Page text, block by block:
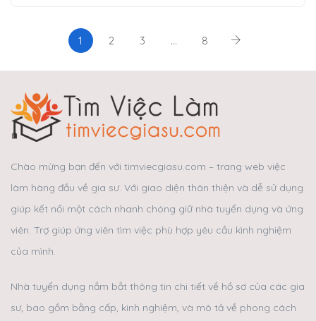
1 2 3 … 8
Chào mừng bạn đến với timviecgiasu.com – trang web việc
làm hàng đầu về gia sư. Với giao diện thân thiện và dễ sử dụng
giúp kết nối một cách nhanh chóng giữ nhà tuyển dụng và ứng
viên. Trợ giúp ứng viên tìm việc phù hợp yêu cầu kình nghiệm
của mình.
Nhà tuyển dụng nắm bắt thông tin chi tiết về hồ sơ của các gia
sư, bao gồm bằng cấp, kinh nghiệm, và mô tả về phong cách